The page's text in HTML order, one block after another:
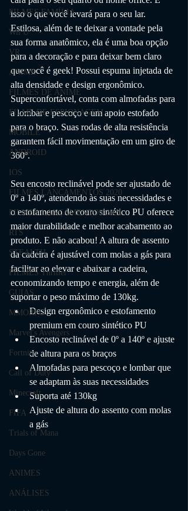
FILMES FAMÍLIA
Wii U
VR
ANIME
FILMES DE ANIME
FILME DE ESPIONAGEM
MOBILE
ANDROID
IOS
FILMES LANÇAMENTOS 2020
FILMES LANÇAMENTOS 2021
RTS
STEALTH
FILMES Thriller
GUIAS
MMORPG
Marvel's Avengers
Fortnite
Call of Duty
Minecraft
FIFA
Trials of Mana
Days Gone
ANIMES
ANÁLISES
isso o que você levará para o seu lar.
Estilosa, além de te deixar a vontade pela
sua forma anatômico, ela é uma boa opção
para a decoração e para deixar bem claro
que você é geek! Possui espuma injetada de
alta densidade e design ergonômico.
Superconfortável, conta com almofadas para
a lombar e pescoço e um apoio estofado
para o braço. Suas rodas de alta resistência
garantem fácil movimentação em um giro de
360º.
Seu encosto reclinável pode ser ajustado de
0º a 140º, atendendo às suas necessidades e
o estofamento de couro sintético PU oferece
maior durabilidade e melhor acabamento ao
produto. E não acabou! A altura de assento
da cadeira é ajustável com molas a gás para
facilitar ao elevar e abaixar a cadeira,
economizando tempo e energia, além de
suportar o peso máximo de 130kg.
Design ergonômico e estofamento
premium em couro sintético PU
Encosto reclinável de 0º a 140º e ajuste
de altura para os braços
Almofadas para pescoço e lombar que
se adaptam às suas necessidades
Suporta até 130kg
Ajuste de altura do assento com molas
a gás